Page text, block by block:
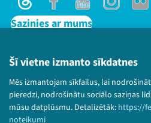
Šī vietne izmanto sīkdatnes
Mēs izmantojam sīkfailus, lai
pieredzi, nodrošinātu sociālo saziņas
mūsu datplūsmu. Detalizētāk: https://
noteikumi
ThreadsFacebookYoutubeInstagram
Flick
Sazinies ar mums
Lietošanas noteikumi un
Bērnu aizsardzības politika
© 2026 Sarunu festivāls
paturētas.